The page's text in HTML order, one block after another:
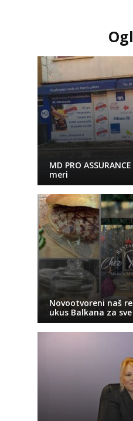
MD PRO
meri
Novootvoreni naš
ukus Balkana za